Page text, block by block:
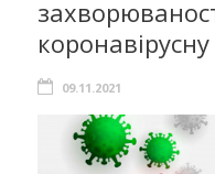
09.11.2021